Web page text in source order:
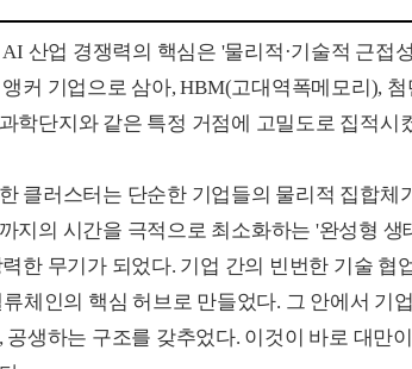
산업 경쟁력의 핵심은 '물리적·기술적 근접
커 기업으로 삼아, HBM(고대역폭메모리),
학단지와 같은 특정 거점에 고밀도로 집적시
클러스터는 단순한 기업들의 물리적 집합체
지의 시간을 극적으로 최소화하는 '완성형
한 무기가 되었다. 기업 간의 빈번한 기술
체인의 핵심 허브로 만들었다. 그 안에서 기
공생하는 구조를 갖추었다. 이것이 바로 대만